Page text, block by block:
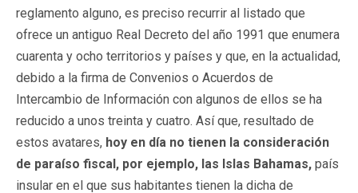
reglamento alguno, es preciso recurrir al listado que
ofrece un antiguo Real Decreto del año 1991 que enumera
cuarenta y ocho territorios y países y que, en la actualidad,
debido a la firma de Convenios o Acuerdos de
Intercambio de Información con algunos de ellos se ha
reducido a unos treinta y cuatro. Así que, resultado de
estos avatares, hoy en día no tienen la consideración
de paraíso fiscal, por ejemplo, las Islas Bahamas, país
insular en el que sus habitantes tienen la dicha de